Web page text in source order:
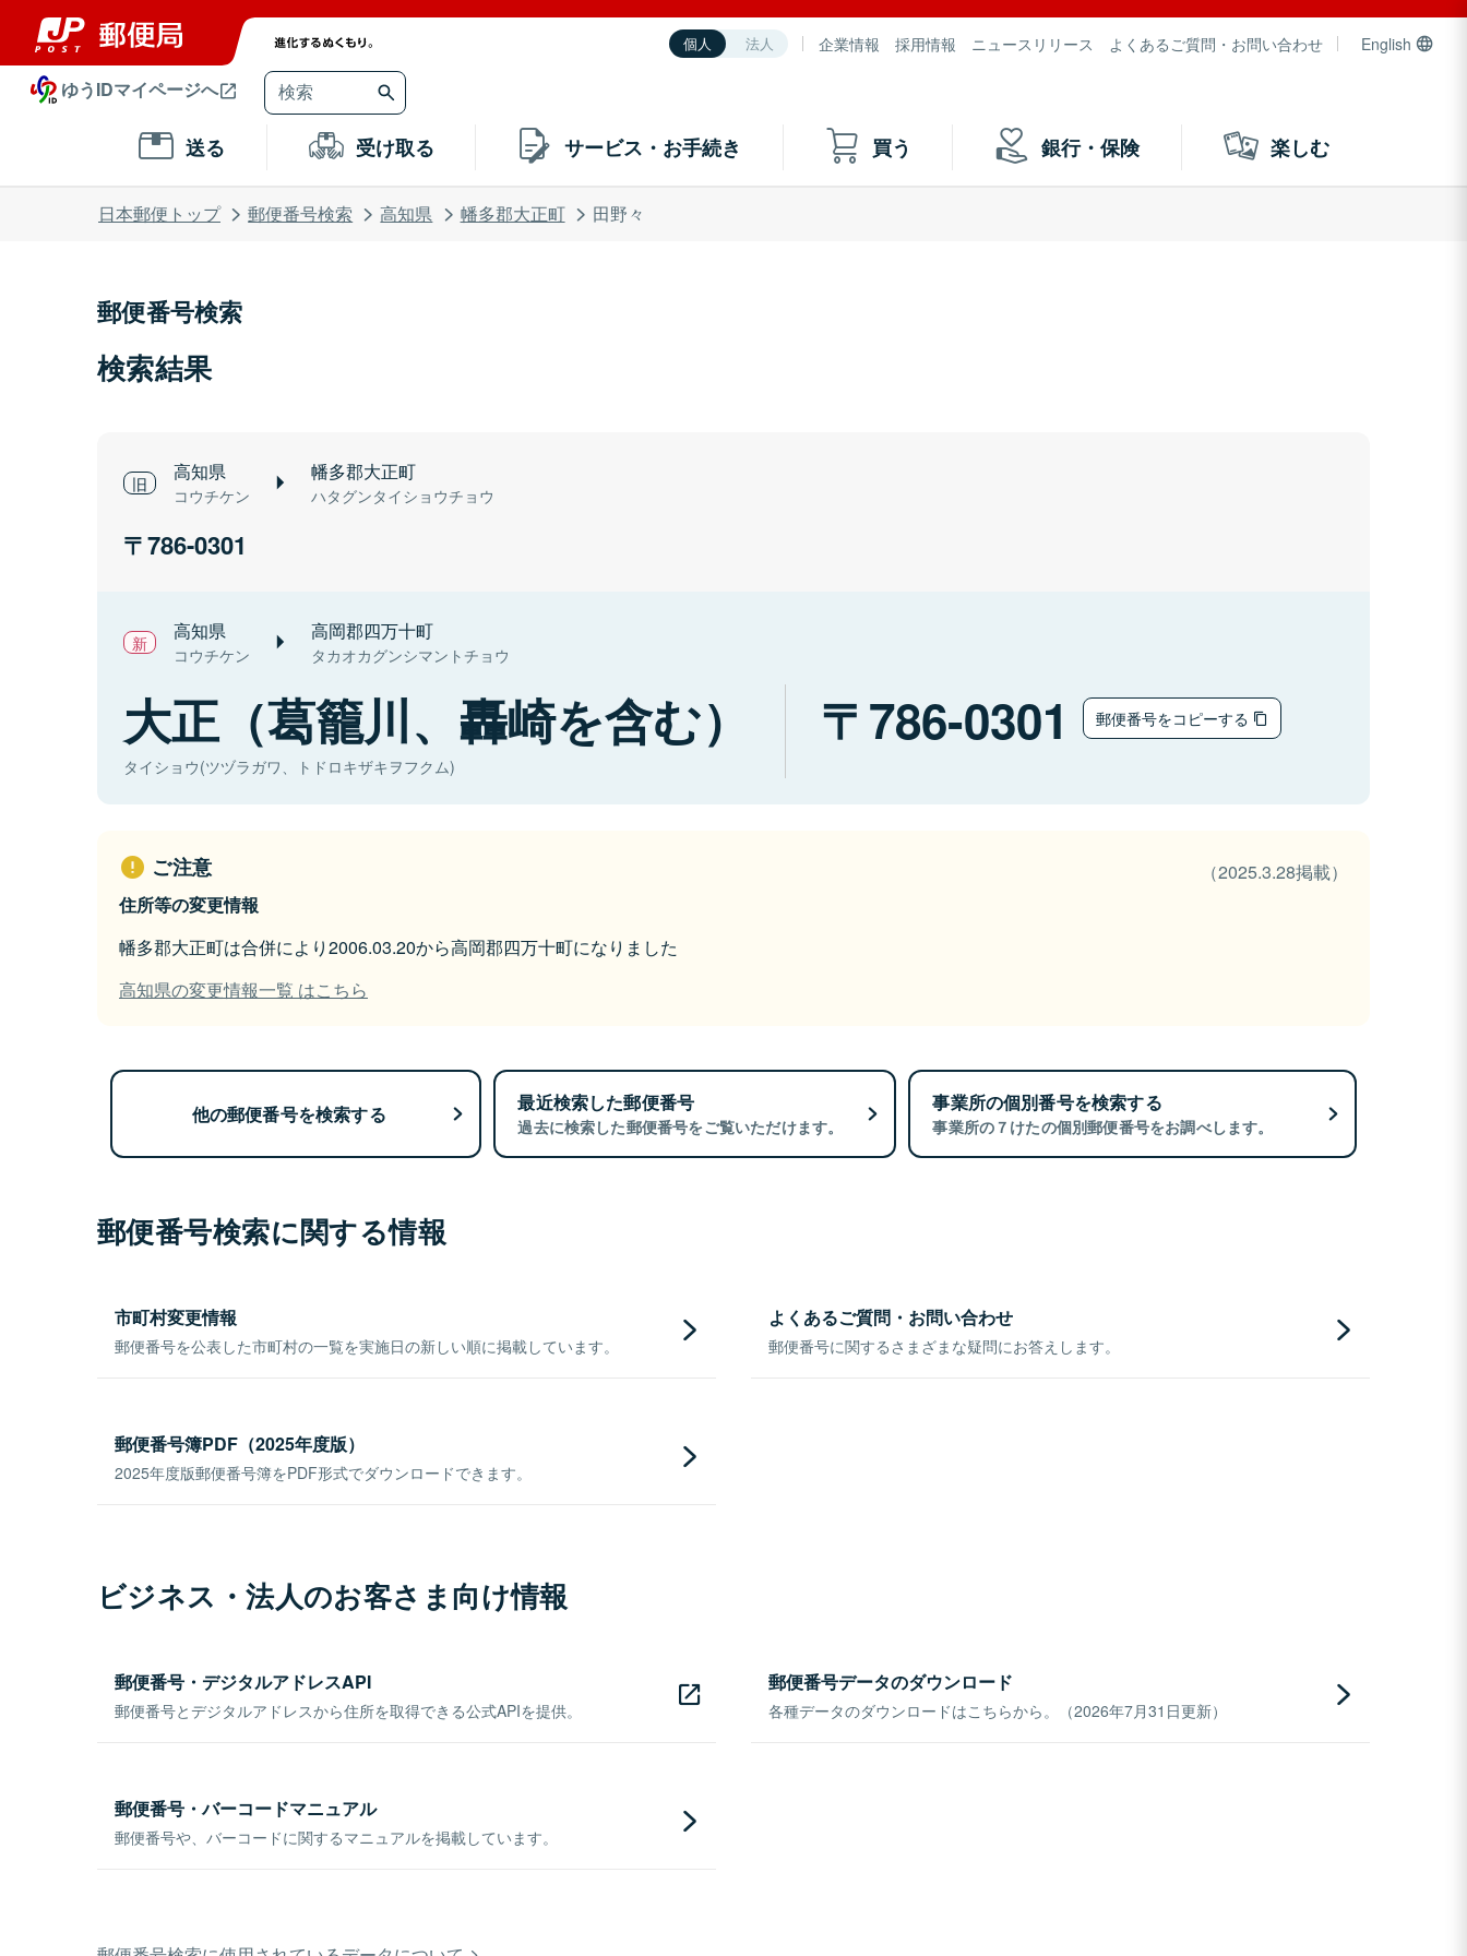
個人 法人 企業情報 採用情報 ニュースリリース よくあるご質問・お問い合わせ English
ゆうIDマイページへ
送る 受け取る サービス・お手続き 買う 銀行・保険 楽しむ
日本郵便トップ 郵便番号検索 高知県 幡多郡大正町 田野々
郵便番号検索
検索結果
高知県
コウチケン
幡多郡大正町
ハタグンタイショウチョウ
786-0301
高知県
コウチケン
高岡郡四万十町
タカオカグンシマントチョウ
大正（葛籠川、轟崎を含む）
タイショウ(ツヅラガワ、トドロキザキヲフクム)
786-0301 郵便番号をコピーする
ご注意
（2025.3.28掲載）
住所等の変更情報
幡多郡大正町は合併により2006.03.20から高岡郡四万十町になりました
高知県の変更情報一覧 はこちら
他の郵便番号を検索する 最近検索した郵便番号
過去に検索した郵便番号をご覧いただけます。
事業所の個別番号を検索する
事業所の７けたの個別郵便番号をお調べします。
郵便番号検索に関する情報
市町村変更情報
郵便番号を公表した市町村の一覧を実施日の新しい順に掲載しています。
よくあるご質問・お問い合わせ
郵便番号に関するさまざまな疑問にお答えします。
郵便番号簿PDF（2025年度版）
2025年度版郵便番号簿をPDF形式でダウンロードできます。
ビジネス・法人のお客さま向け情報
郵便番号・デジタルアドレスAPI
郵便番号とデジタルアドレスから住所を取得できる公式APIを提供。
郵便番号データのダウンロード
各種データのダウンロードはこちらから。（2026年7月31日更新）
郵便番号・バーコードマニュアル
郵便番号や、バーコードに関するマニュアルを掲載しています。